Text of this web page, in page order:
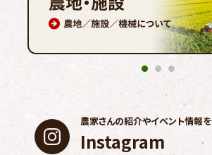
Instagram
農家さんの紹介やイベント情報を